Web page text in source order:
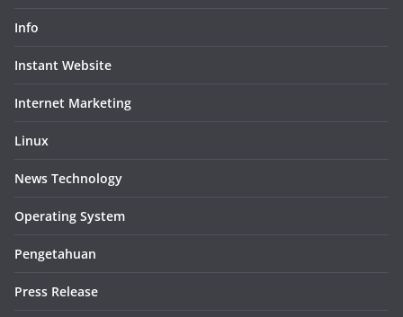
Info
Instant Website
Internet Marketing
Linux
News Technology
Operating System
Pengetahuan
Press Release